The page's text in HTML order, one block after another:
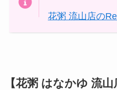
花粥 流山店の
【花粥 はなかゆ 流